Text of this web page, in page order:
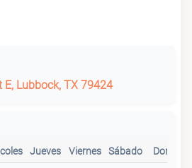
Lubbock, TX 79424
Jueves Viernes Sábado